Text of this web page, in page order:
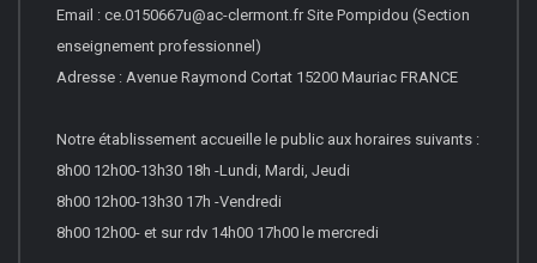
Email : ce.0150667u@ac-clermont.fr Site Pompidou (Section
enseignement professionnel)
Adresse : Avenue Raymond Cortat 15200 Mauriac FRANCE
Notre établissement accueille le public aux horaires suivants :
8h00 12h00-13h30 18h -Lundi, Mardi, Jeudi
8h00 12h00-13h30 17h -Vendredi
8h00 12h00- et sur rdv 14h00 17h00 le mercredi